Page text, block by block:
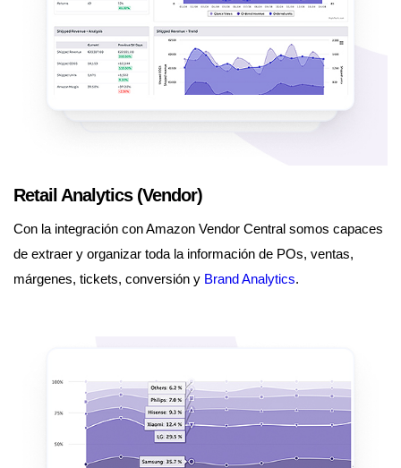
Retail Analytics (Vendor)
Con la integración con Amazon Vendor Central somos capaces
de extraer y organizar toda la información de POs, ventas,
márgenes, tickets, conversión y Brand Analytics.